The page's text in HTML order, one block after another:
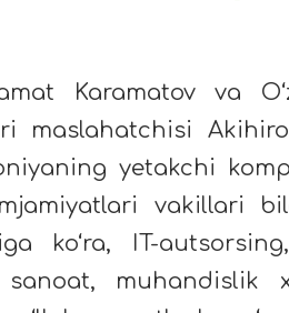
Karamatov va
maslahatchisi
yetakchi
vakillari
ko‘ra, IT-
muhandislik